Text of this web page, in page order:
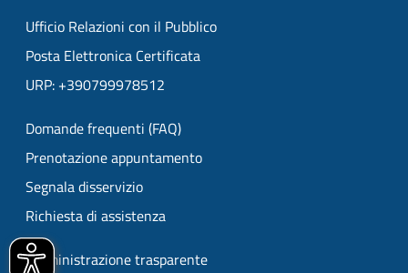
Ufficio Relazioni con il Pubblico
Posta Elettronica Certificata
URP: +390799978512
Domande frequenti (FAQ)
Prenotazione appuntamento
Segnala disservizio
Richiesta di assistenza
Amministrazione trasparente